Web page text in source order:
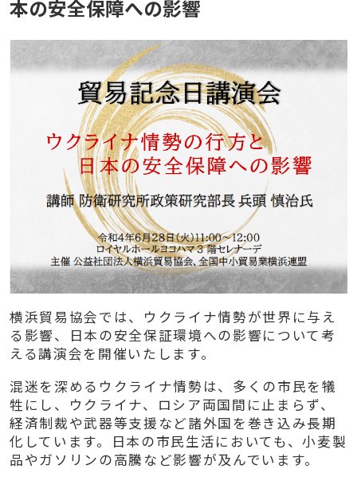
本の安全保障への影響
横浜貿易協会では、ウクライナ情勢が世界に与え
る影響、日本の安全保証環境への影響について考
える講演会を開催いたします。
混迷を深めるウクライナ情勢は、多くの市民を犠
牲にし、ウクライナ、ロシア両国間に止まらず、
経済制裁や武器等支援など諸外国を巻き込み長期
化しています。日本の市民生活においても、小麦製
品やガソリンの高騰など影響が及んでいます。